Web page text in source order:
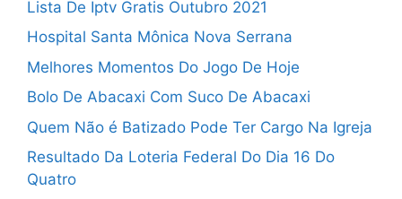
Lista De Iptv Gratis Outubro 2021
Hospital Santa Mônica Nova Serrana
Melhores Momentos Do Jogo De Hoje
Bolo De Abacaxi Com Suco De Abacaxi
Quem Não é Batizado Pode Ter Cargo Na Igreja
Resultado Da Loteria Federal Do Dia 16 Do
Quatro